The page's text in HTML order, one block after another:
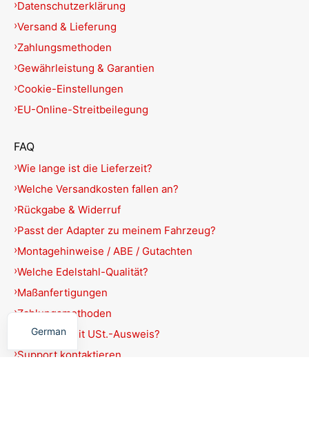
Datenschutzerklärung
Versand & Lieferung
Zahlungsmethoden
Gewährleistung & Garantien
Cookie-Einstellungen
EU-Online-Streitbeilegung
FAQ
Wie lange ist die Lieferzeit?
Welche Versandkosten fallen an?
Rückgabe & Widerruf
Passt der Adapter zu meinem Fahrzeug?
Montagehinweise / ABE / Gutachten
Welche Edelstahl-Qualität?
Maßanfertigungen
Zahlungsmethoden
Rechnung mit USt.-Ausweis?
Support kontaktieren
German
English